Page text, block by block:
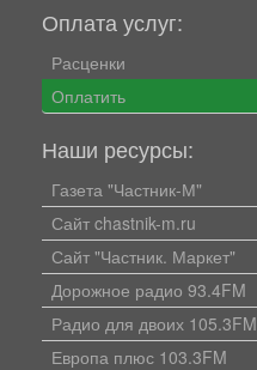
Оплата услуг:
Расценки
Оплатить
Наши ресурсы:
Газета "Частник-М"
Сайт chastnik-m.ru
Сайт "Частник. Маркет"
Дорожное радио 93.4FM
Радио для двоих 105.3FM
Европа плюс 103.3FM